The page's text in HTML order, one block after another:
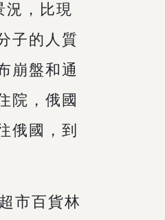
況，比現
子的人質
崩盤和通
院，俄國
俄國，到
市百貨林